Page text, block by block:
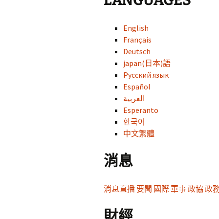
English
Français
Deutsch
japan(日本)語
Русский язык
Español
العربية
Esperanto
한국어
中文繁體
消息
消息直播要聞 國際 軍事政協政